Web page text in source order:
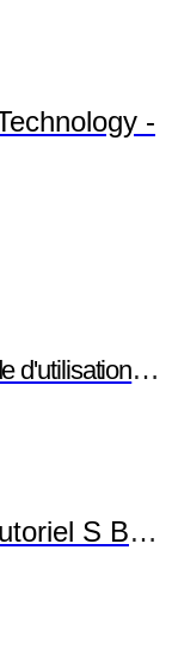
-
Smart TV
S Beam